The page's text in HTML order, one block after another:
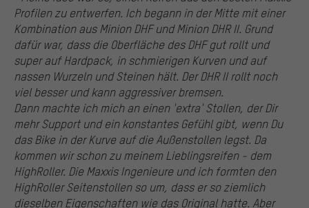
Profilen zu entwerfen. Ich begann in der Mitte mit einer
Kombination aus Minion DHF und Minion DHR II. Grund
dafür war, dass die Oberfläche des DHF gut rollt und
super auf Hardpack, in schmierigen Kurven und auf
nassen Wurzeln und Steinen hält. Der DHR II rollt noch
viel besser und kann aggressiver bremsen.
Dann machte ich mich an einen 'extra' Stollen, der Dir
mehr Support und ein konstantes Gefühl gibt, wenn Du
das Bike in der Kurve auf die Außenstollen legst. Da
kommen wir schon zu meinem Lieblingsreifen - dem
HighRoller. Die Maxxis Ingenieure und ich formten den
HighRoller Seitenstollen so um, dass er so ziemlich
dieselben Eigenschaften wie das Original hatte. Aber